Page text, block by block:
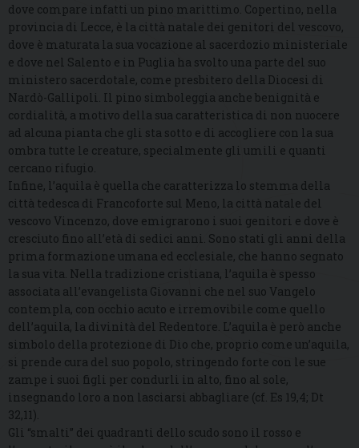
dove compare infatti un pino marittimo. Copertino, nella
provincia di Lecce, è la città natale dei genitori del vescovo,
dove è maturata la sua vocazione al sacerdozio ministeriale
e dove nel Salento e in Puglia ha svolto una parte del suo
ministero sacerdotale, come presbitero della Diocesi di
Nardò-Gallipoli. Il pino simboleggia anche benignità e
cordialità, a motivo della sua caratteristica di non nuocere
ad alcuna pianta che gli sta sotto e di accogliere con la sua
ombra tutte le creature, specialmente gli umili e quanti
cercano rifugio.
Infine, l’aquila è quella che caratterizza lo stemma della
città tedesca di Francoforte sul Meno, la città natale del
vescovo Vincenzo, dove emigrarono i suoi genitori e dove è
cresciuto fino all’età di sedici anni. Sono stati gli anni della
prima formazione umana ed ecclesiale, che hanno segnato
la sua vita. Nella tradizione cristiana, l’aquila è spesso
associata all’evangelista Giovanni che nel suo Vangelo
contempla, con occhio acuto e irremovibile come quello
dell’aquila, la divinità del Redentore. L’aquila è però anche
simbolo della protezione di Dio che, proprio come un’aquila,
si prende cura del suo popolo, stringendo forte con le sue
zampe i suoi figli per condurli in alto, fino al sole,
insegnando loro a non lasciarsi abbagliare (cf. Es 19,4; Dt
32,11).
Gli “smalti” dei quadranti dello scudo sono il rosso e